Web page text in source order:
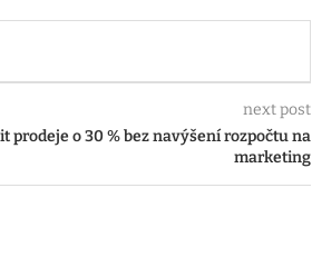
next post
prodeje o 30 % bez navýšení rozpočtu na
marketing